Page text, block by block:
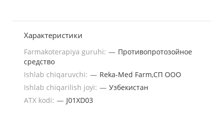
Характеристики
Farmakoterapiya guruhi: — Противопротозойное
средство
Ishlab chiqaruvchi: — Reka-Med Farm,СП ООО
Ishlab chiqarilish joyi: — Узбекистан
ATX kodi: — J01XD03